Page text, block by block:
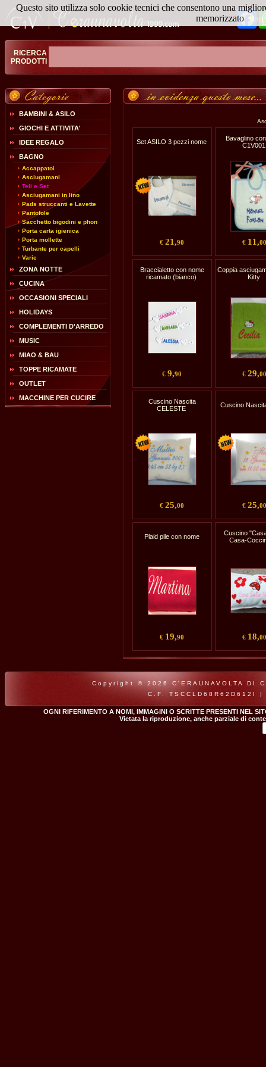
RICERCA
PRODOTTI
BAMBINI & ASILO
GIOCHI E ATTIVITA'
IDEE REGALO
BAGNO
Accappatoi
Asciugamani
Teli e Set
Asciugamani in lino
Pads struccanti e Lavette
Pantofole
Sacchetto bigodini e phon
Porta carta igienica
Porta mollette
Turbante per capelli
Varie
ZONA NOTTE
CUCINA
OCCASIONI SPECIALI
HOLIDAYS
COMPLEMENTI D'ARREDO
MUSIC
MIAO & BAU
TOPPE RICAMATE
OUTLET
MACCHINE PER CUCIRE
Set ASILO 3 pezzi nome
€ 21,90
Bavaglino
C1V001
€ 11,00
Braccialetto con nome
ricamato (bianco)
€ 9,90
Coppia
Kitty
€ 29,00
Cuscino Nascita
CELESTE
€ 25,00
Cuscino
€ 25,00
Plaid pile con nome
€ 19,90
Cuscino
Casa-
€ 18,00
Copyright © 2026 C'ERAUNAVOLTA
C.F. TSCCLD68R62D612I
OGNI RIFERIMENTO A NOMI, IMMAGINI O SCRITTE PRESENTI NEL
Vietata la riproduzione, anche parziale di
Questo sito utilizza solo cookie tecnici che consentono una
memorizzato